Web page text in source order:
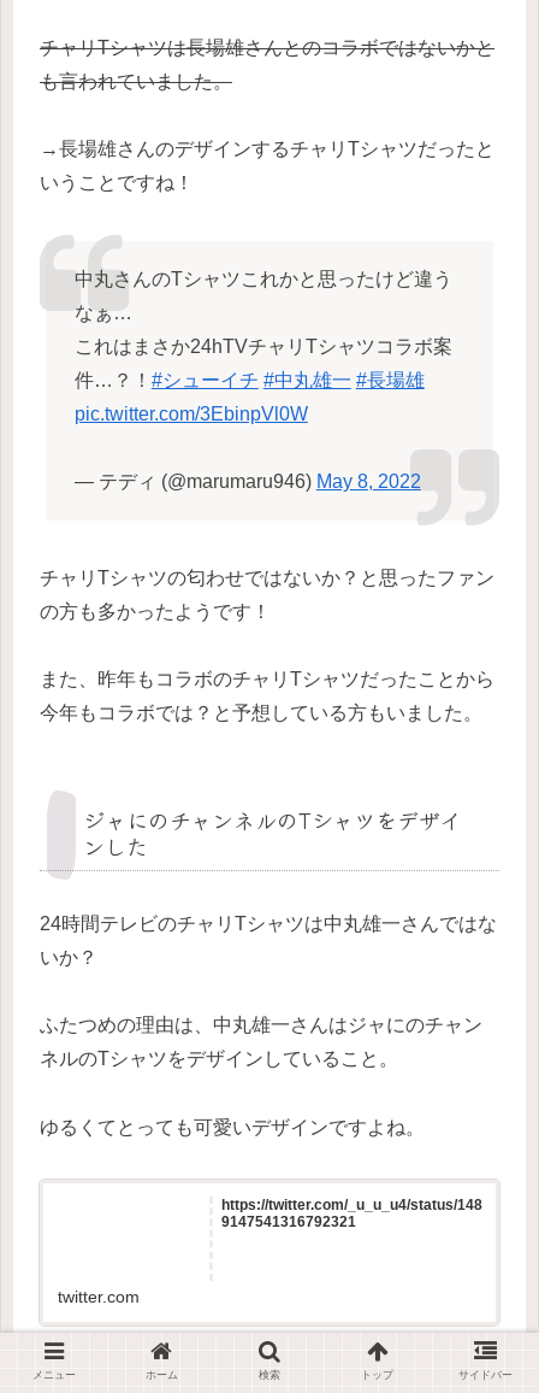
チャリTシャツは長場雄さんとのコラボではないかと
も言われていました。
→長場雄さんのデザインするチャリTシャツだったと
いうことですね！
中丸さんのTシャツこれかと思ったけど違う
なぁ…
これはまさか24hTVチャリTシャツコラボ案
件…？！ #シューイチ #中丸雄一 #長場雄
pic.twitter.com/3EbinpVl0W
— テディ (@marumaru946) May 8, 2022
チャリTシャツの匂わせではないか？と思ったファン
の方も多かったようです！
また、昨年もコラボのチャリTシャツだったことから
今年もコラボでは？と予想している方もいました。
ジャにのチャンネルのTシャツをデザイ
ンした
24時間テレビのチャリTシャツは中丸雄一さんではな
いか？
ふたつめの理由は、中丸雄一さんはジャにのチャン
ネルのTシャツをデザインしていること。
ゆるくてとっても可愛いデザインですよね。
https://twitter.com/_u_u_u4/status/148
9147541316792321
twitter.com
中丸雄一さんのイラストは可愛いのでファンも多い
メニュー ホーム 検索 トップ サイドバー